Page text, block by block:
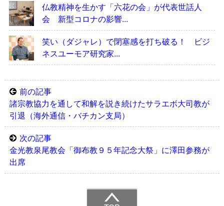
仏教精神を生かす「六花の会」が代表世話人
会 新型コロナの影響...
笑い（ダジャレ）で閉塞感を打ち破る！ ビジ
ネスユーモア研究家...
前の記事
諸宗教協力を通して和解を説き続けたサラエボ大司教が
引退（海外通信・バチカン支局）
次の記事
金光教泉尾教会「御布教９５年記念大祭」に澤田参務が
出席